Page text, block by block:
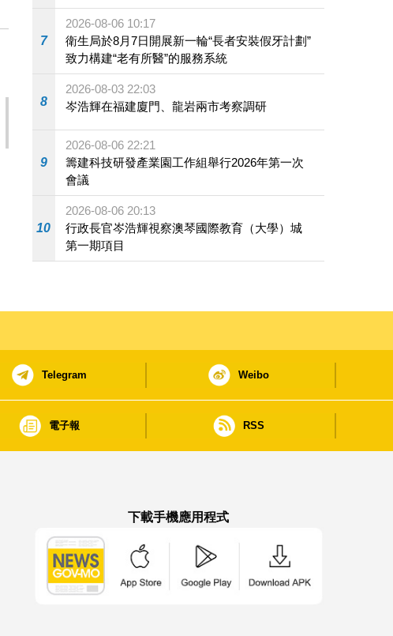
7
2026-08-06 10:17
衛生局於8月7日開展新一輪“長者安裝假牙計劃”
致力構建“老有所醫”的服務系統
8
2026-08-03 22:03
岑浩輝在福建廈門、龍岩兩市考察調研
9
2026-08-06 22:21
籌建科技研發產業園工作組舉行2026年第一次
會議
10
2026-08-06 20:13
行政長官岑浩輝視察澳琴國際教育（大學）城
第一期項目
Telegram Weibo
電子報 RSS
下載手機應用程式